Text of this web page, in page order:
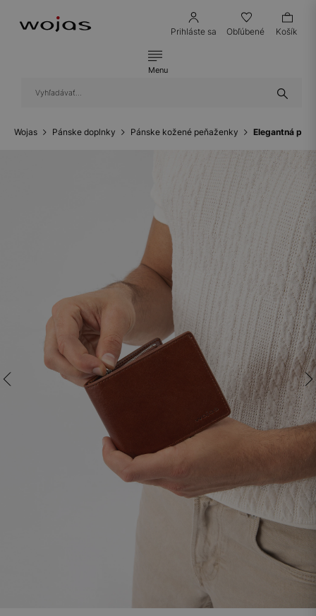
Prihláste sa Obľúbené Košík
Menu
Wojas Pánske doplnky Pánske kožené peňaženky Elegantná